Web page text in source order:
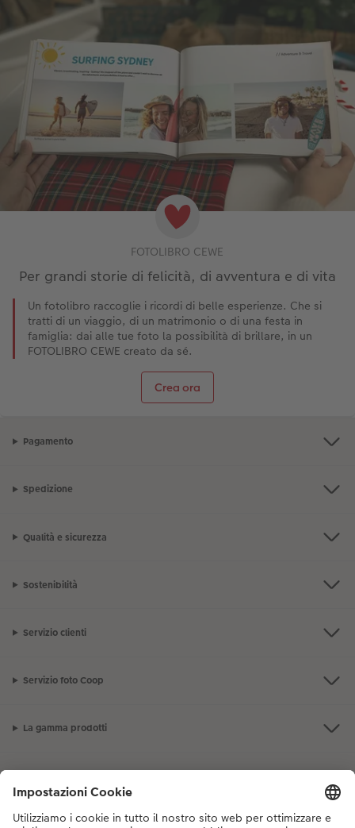
FOTOLIBRO CEWE
Per grandi storie di felicità, di avventura e di vita
Un fotolibro raccoglie i ricordi di belle esperienze. Che si
tratti di un viaggio, di un matrimonio o di una festa in
famiglia: dai alle tue foto la possibilità di brillare, in un
FOTOLIBRO CEWE creato da sé.
Crea ora
Pagamento
Spedizione
Qualità e sicurezza
Sostenibilità
Servizio clienti
Servizio foto Coop
La gamma prodotti
Se hai domande sui prodotti o sull'ordine, non esitare a contattarci dal